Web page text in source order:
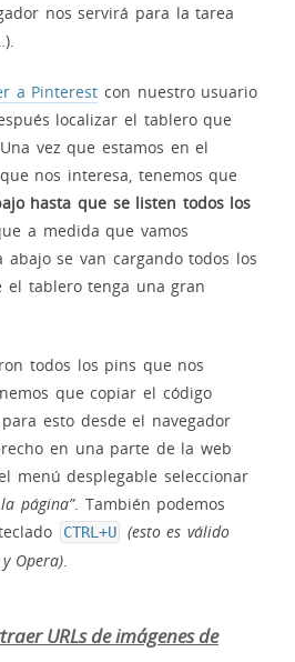
nos servirá para la tarea
a Pinterest con nuestro usuario
localizar el tablero que
vez que estamos en el
nos interesa, tenemos que
hasta que se listen todos los
a medida que vamos
abajo se van cargando todos los
el tablero tenga una gran
todos los pins que nos
que copiar el código
esto desde el navegador
en una parte de la web
menú desplegable seleccionar
página”. También podemos
CTRL+U
(esto es válido
Opera)
URLs de imágenes de